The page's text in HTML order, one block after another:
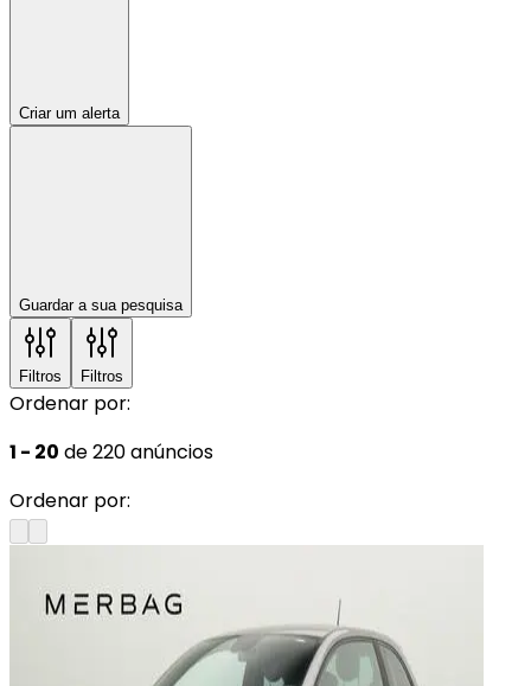
Criar um alerta
Guardar a sua pesquisa
Filtros Filtros
Ordenar por:
1 - 20 de 220 anúncios
Ordenar por: